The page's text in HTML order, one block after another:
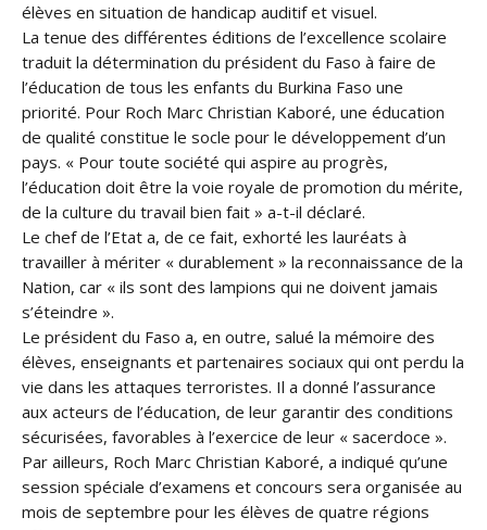
élèves en situation de handicap auditif et visuel.
La tenue des différentes éditions de l’excellence scolaire
traduit la détermination du président du Faso à faire de
l’éducation de tous les enfants du Burkina Faso une
priorité. Pour Roch Marc Christian Kaboré, une éducation
de qualité constitue le socle pour le développement d’un
pays. « Pour toute société qui aspire au progrès,
l’éducation doit être la voie royale de promotion du mérite,
de la culture du travail bien fait » a-t-il déclaré.
Le chef de l’Etat a, de ce fait, exhorté les lauréats à
travailler à mériter « durablement » la reconnaissance de la
Nation, car « ils sont des lampions qui ne doivent jamais
s’éteindre ».
Le président du Faso a, en outre, salué la mémoire des
élèves, enseignants et partenaires sociaux qui ont perdu la
vie dans les attaques terroristes. Il a donné l’assurance
aux acteurs de l’éducation, de leur garantir des conditions
sécurisées, favorables à l’exercice de leur « sacerdoce ».
Par ailleurs, Roch Marc Christian Kaboré, a indiqué qu’une
session spéciale d’examens et concours sera organisée au
mois de septembre pour les élèves de quatre régions